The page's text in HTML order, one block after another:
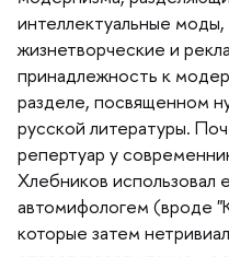
интеллектуальные
жизнетворческие и
принадлежность к
разделе, посвященном
русской литературы.
репертуар у
Хлебников использовал
автомифологем (вроде
которые затем